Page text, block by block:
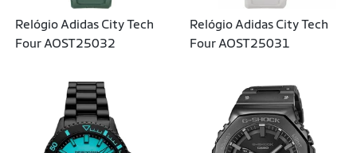
Relógio Adidas City Tech
Four AOST25032
Relógio Adidas City Tech
Four AOST25031